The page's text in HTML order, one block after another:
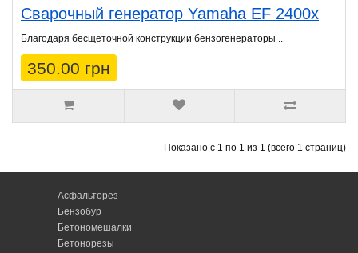
Сварочный генератор Yamaha EF 2400x
Благодаря бесщеточной конструкции бензогенераторы ..
350.00 грн
Показано с 1 по 1 из 1 (всего 1 страниц)
Асфальторез
Бензобур
Бетономешалки
Бетонорезы